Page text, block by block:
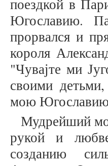
поездкой в
Югославию.
прорвался и
короля
"Чувајте ми
своими
мою
Мудрейший
рукой и
созданию